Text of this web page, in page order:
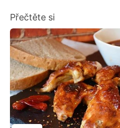
Přečtěte si